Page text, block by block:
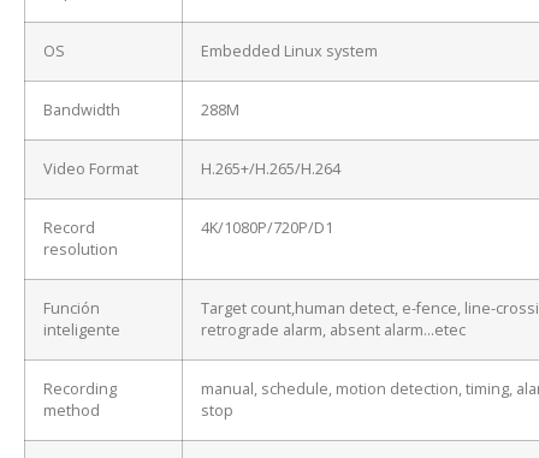
OS Embedded Linux system
Bandwidth 288M
Video Format H.265+/H.265/H.264
Record
resolution
4K/1080P/720P/D1
Función
inteligente
Target count,human detect, e-fence, line-
retrograde alarm, absent alarm…etec
Recording
method
manual, schedule, motion detection, timing,
stop